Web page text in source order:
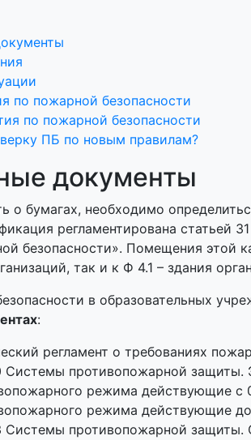
по пожарной безопасности
по пожарной безопасности
ПБ по новым правилам?
документы
о бумагах, необходимо
регламентирована статьей
безопасности». Помещения этой
так и к Ф 4.1 – здания
в образовательных
:
регламент о требованиях
Системы противопожарной
режима действующие с
режима действующие
Системы противопожарной защиты.